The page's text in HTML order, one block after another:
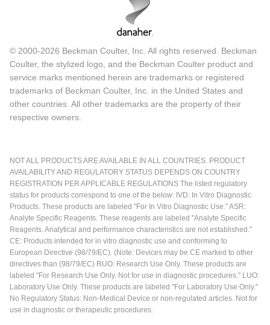
© 2000-2026 Beckman Coulter, Inc. All rights reserved. Beckman
Coulter, the stylized logo, and the Beckman Coulter product and
service marks mentioned herein are trademarks or registered
trademarks of Beckman Coulter, Inc. in the United States and
other countries. All other trademarks are the property of their
respective owners.
NOT ALL PRODUCTS ARE AVAILABLE IN ALL COUNTRIES. PRODUCT
AVAILABILITY AND REGULATORY STATUS DEPENDS ON COUNTRY
REGISTRATION PER APPLICABLE REGULATIONS The listed regulatory
status for products correspond to one of the below: IVD: In Vitro Diagnostic
Products. These products are labeled "For In Vitro Diagnostic Use." ASR:
Analyte Specific Reagents. These reagents are labeled "Analyte Specific
Reagents. Analytical and performance characteristics are not established."
CE: Products intended for in vitro diagnostic use and conforming to
European Directive (98/79/EC). (Note: Devices may be CE marked to other
directives than (98/79/EC) RUO: Research Use Only. These products are
labeled "For Research Use Only. Not for use in diagnostic procedures." LUO:
Laboratory Use Only. These products are labeled "For Laboratory Use Only."
No Regulatory Status: Non-Medical Device or non-regulated articles. Not for
use in diagnostic or therapeutic procedures.